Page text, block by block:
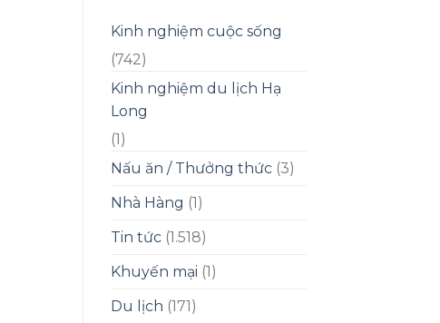
Kinh nghiệm cuộc sống
(742)
Kinh nghiệm du lịch Hạ
Long
(1)
Nấu ăn / Thưởng thức(3)
Nhà Hàng (1)
Tin tức(1.518)
Khuyến mại (1)
Du lịch (171)